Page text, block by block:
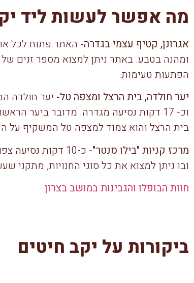
מה אפשר לעשות ליד
אגרונן, קטיף עצמי בגדרה- האתר פתוח לכל
ומהנה בטבע. באתר ניתן למצוא מספר זנים
הפתעות טעימות.
יער חולדה, בית הרצל ומצפה טל- יער חולדה
וכ- 17 דקות נסיעה מגדרה. מדובר ביער
בית הרצל והוא צמוד למצפה טל המשקיף על
מרכז קניות "בילו סנטר"-
כ-10 דקות
ובו ניתן למצוא את כל סוגי החנויות, מתקני
חוות הבופלו והגבינות במושב בצרון
ביקורות על יקב חיטים